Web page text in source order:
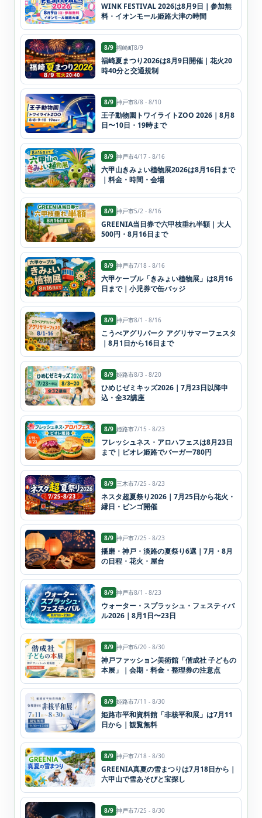
WINK FESTIVAL 2026は8月9日｜参加無
料・イオンモール姫路大津の時間
8/9 福崎町8/9
福崎夏まつり2026は8月9日開催｜花火20
時40分と交通規制
8/9 神戸市8/8 - 8/10
王子動物園トワイライトZOO 2026｜8月8
日〜10日・19時まで
8/9 神戸市4/17 - 8/16
六甲山きみょい植物展2026は8月16日まで
｜料金・時間・会場
8/9 神戸市5/2 - 8/16
GREENIA当日券で六甲枝垂れ半額｜大人
500円・8月16日まで
8/9 神戸市7/18 - 8/16
六甲ケーブル「きみょい植物展」は8月16
日まで｜小児券で缶バッジ
8/9 神戸市8/1 - 8/16
こうべアグリパーク アグリサマーフェスタ
｜8月1日から16日まで
8/9 姫路市8/3 - 8/20
ひめじゼミキッズ2026｜7月23日以降申
込・全32講座
8/9 姫路市7/15 - 8/23
フレッシュネス・アロハフェスは8月23日
まで｜ピオレ姫路でバーガー780円
8/9 三木市7/25 - 8/23
ネスタ超夏祭り2026｜7月25日から花火・
縁日・ビンゴ開催
8/9 神戸市7/25 - 8/23
播磨・神戸・淡路の夏祭り6選｜7月・8月
の日程・花火・屋台
8/9 神戸市8/1 - 8/23
ウォーター・スプラッシュ・フェスティバ
ル2026｜8月1日〜23日
8/9 神戸市6/20 - 8/30
神戸ファッション美術館「偕成社 子どもの
本展」｜会期・料金・整理券の注意点
8/9 姫路市7/11 - 8/30
姫路市平和資料館「非核平和展」は7月11
日から｜観覧無料
8/9 神戸市7/18 - 8/30
GREENIA真夏の雪まつりは7月18日から｜
六甲山で雪あそびと宝探し
8/9 神戸市7/25 - 8/30